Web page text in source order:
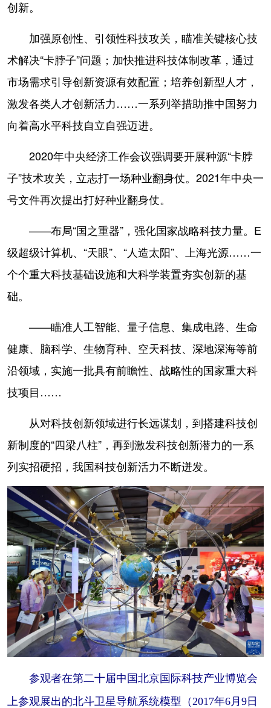
创新。
加强原创性、引领性科技攻关，瞄准关键核心技
术解决“卡脖子”问题；加快推进科技体制改革，通过
市场需求引导创新资源有效配置；培养创新型人才，
激发各类人才创新活力……一系列举措助推中国努力
向着高水平科技自立自强迈进。
2020年中央经济工作会议强调要开展种源“卡脖
子”技术攻关，立志打一场种业翻身仗。2021年中央一
号文件再次提出打好种业翻身仗。
——布局“国之重器”，强化国家战略科技力量。E
级超级计算机、“天眼”、“人造太阳”、上海光源……一
个个重大科技基础设施和大科学装置夯实创新的基
础。
——瞄准人工智能、量子信息、集成电路、生命
健康、脑科学、生物育种、空天科技、深地深海等前
沿领域，实施一批具有前瞻性、战略性的国家重大科
技项目……
从对科技创新领域进行长远谋划，到搭建科技创
新制度的“四梁八柱”，再到激发科技创新潜力的一系
列实招硬招，我国科技创新活力不断迸发。
参观者在第二十届中国北京国际科技产业博览会
上参观展出的北斗卫星导航系统模型（2017年6月9日